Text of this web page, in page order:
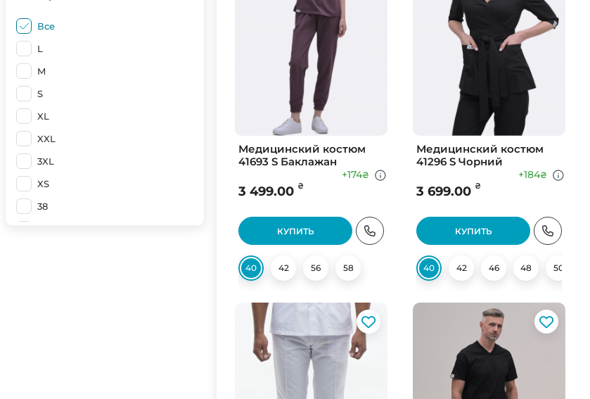
Все
L
M
S
XL
XXL
3XL
XS
38
Медицинский костюм
41693 S Баклажан
3 499.00 ₴
+174₴
КУПИТЬ
40 42 56 58
Медицинский костюм
41296 S Чорний
3 699.00 ₴
+184₴
КУПИТЬ
40 42 46 48 50